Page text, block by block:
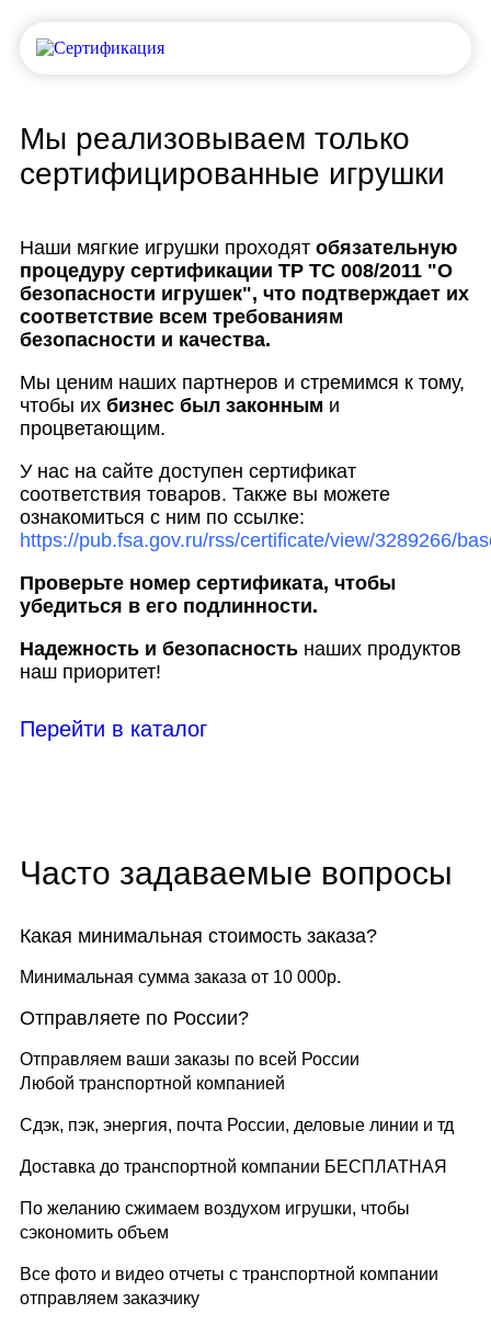
Мы реализовываем только
сертифицированные игрушки
Наши мягкие игрушки проходят обязательную
процедуру сертификации ТР ТС 008/2011 "О
безопасности игрушек", что подтверждает их
соответствие всем требованиям
безопасности и качества.
Мы ценим наших партнеров и стремимся к тому,
чтобы их бизнес был законным и
процветающим.
У нас на сайте доступен сертификат
соответствия товаров. Также вы можете
ознакомиться с ним по ссылке:
https://pub.fsa.gov.ru/rss/certificate/view/3289266/
Проверьте номер сертификата, чтобы
убедиться в его подлинности.
Надежность и безопасность наших продуктов
наш приоритет!
Перейти в каталог
Часто задаваемые вопросы
Какая минимальная стоимость заказа?
Минимальная сумма заказа от 10 000р.
Отправляете по России?
Отправляем ваши заказы по всей России
Любой транспортной компанией
Сдэк, пэк, энергия, почта России, деловые линии и тд
Доставка до транспортной компании БЕСПЛАТНАЯ
По желанию сжимаем воздухом игрушки, чтобы
сэкономить объем
Все фото и видео отчеты с транспортной компании
отправляем заказчику